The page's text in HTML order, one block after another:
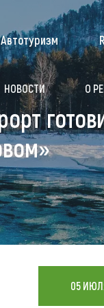
НОВОСТИ О
Автотуризм
05